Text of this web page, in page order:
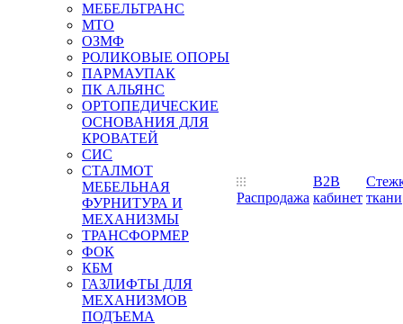
МЕБЕЛЬТРАНС
MTO
ОЗМФ
РОЛИКОВЫЕ ОПОРЫ
ПАРМАУПАК
ПК АЛЬЯНС
ОРТОПЕДИЧЕСКИЕ
ОСНОВАНИЯ ДЛЯ
КРОВАТЕЙ
СИС
СТАЛМОТ
МЕБЕЛЬНАЯ
ФУРНИТУРА И
МЕХАНИЗМЫ
ТРАНСФОРМЕР
ФОК
КБМ
ГАЗЛИФТЫ ДЛЯ
МЕХАНИЗМОВ
ПОДЪЕМА
Распродажа
B2B
кабинет ткани